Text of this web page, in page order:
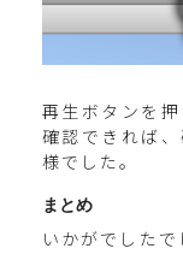
再生ボタンを
確認できれば
様でした。
まとめ
いかがでしたで